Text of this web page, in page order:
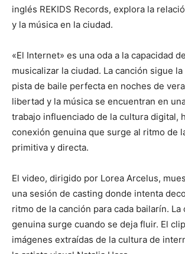
inglés REKIDS Records, explora la
y la música en la ciudad.
«El Internet» es una oda a la capacidad
musicalizar la ciudad. La canción sigue
pista de baile perfecta en noches de
libertad y la música se encuentran en
trabajo influenciado de la cultura digital,
conexión genuina que surge al ritmo de
primitiva y directa.
El video, dirigido por Lorea Arcelus,
una sesión de casting donde intenta
ritmo de la canción para cada bailarín. La
genuina surge cuando se deja fluir. El
imágenes extraídas de la cultura de